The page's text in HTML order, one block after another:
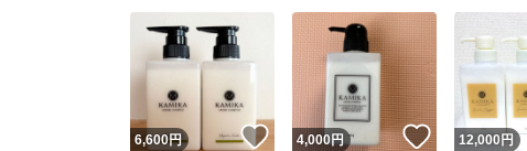
取引実績
他フリ
6,600円 いいね！
4,000円 いいね！
12,000 円